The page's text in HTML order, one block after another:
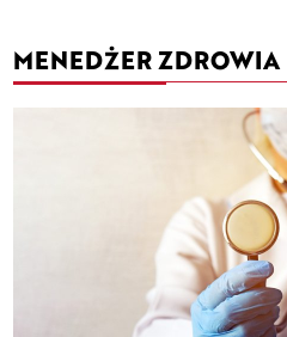
MENEDŻER ZDROWIA